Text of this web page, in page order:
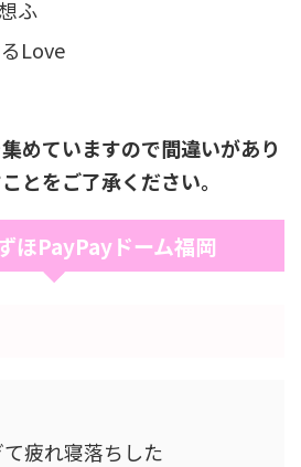
ふ
Love
めていますので間違いがあり
とをご了承ください。
ほPayPayドーム福岡
疲れ寝落ちした